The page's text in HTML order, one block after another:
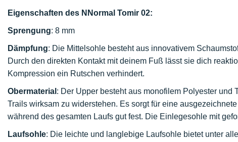
Eigenschaften des NNormal Tomir 02:
Sprengung: 8 mm
Dämpfung: Die Mittelsohle besteht aus innovativem
Durch den direkten Kontakt mit deinem Fuß lässt sie dich
Kompression ein Rutschen verhindert.
Obermaterial : Der Upper besteht aus monofilem Polyester
Trails wirksam zu widerstehen. Es sorgt für eine
während des gesamten Laufs gut fest. Die Einlegesohle mit
Laufsohle: Die leichte und langlebige Laufsohle bietet unter